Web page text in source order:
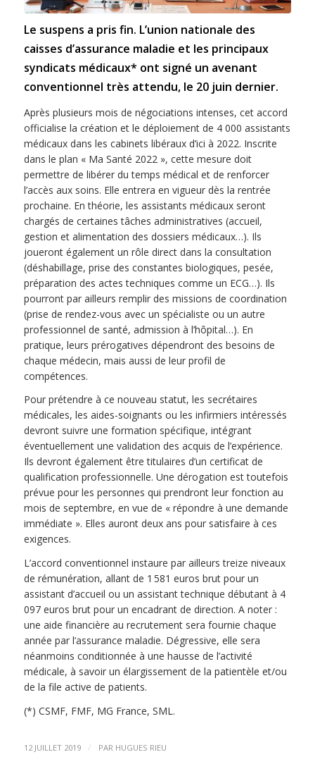
Le suspens a pris fin. L’union nationale des
caisses d’assurance maladie et les principaux
syndicats médicaux* ont signé un avenant
conventionnel très attendu, le 20 juin dernier.
Après plusieurs mois de négociations intenses, cet accord
officialise la création et le déploiement de 4 000 assistants
médicaux dans les cabinets libéraux d’ici à 2022. Inscrite
dans le plan « Ma Santé 2022 », cette mesure doit
permettre de libérer du temps médical et de renforcer
l’accès aux soins. Elle entrera en vigueur dès la rentrée
prochaine. En théorie, les assistants médicaux seront
chargés de certaines tâches administratives (accueil,
gestion et alimentation des dossiers médicaux…). Ils
joueront également un rôle direct dans la consultation
(déshabillage, prise des constantes biologiques, pesée,
préparation des actes techniques comme un ECG…). Ils
pourront par ailleurs remplir des missions de coordination
(prise de rendez-vous avec un spécialiste ou un autre
professionnel de santé, admission à l’hôpital…). En
pratique, leurs prérogatives dépendront des besoins de
chaque médecin, mais aussi de leur profil de
compétences.
Pour prétendre à ce nouveau statut, les secrétaires
médicales, les aides-soignants ou les infirmiers intéressés
devront suivre une formation spécifique, intégrant
éventuellement une validation des acquis de l’expérience.
Ils devront également être titulaires d’un certificat de
qualification professionnelle. Une dérogation est toutefois
prévue pour les personnes qui prendront leur fonction au
mois de septembre, en vue de « répondre à une demande
immédiate ». Elles auront deux ans pour satisfaire à ces
exigences.
L’accord conventionnel instaure par ailleurs treize niveaux
de rémunération, allant de 1 581 euros brut pour un
assistant d’accueil ou un assistant technique débutant à 4
097 euros brut pour un encadrant de direction. A noter :
une aide financière au recrutement sera fournie chaque
année par l’assurance maladie. Dégressive, elle sera
néanmoins conditionnée à une hausse de l’activité
médicale, à savoir un élargissement de la patientèle et/ou
de la file active de patients.
(*) CSMF, FMF, MG France, SML.
12 JUILLET 2019 / PAR HUGUES RIEU